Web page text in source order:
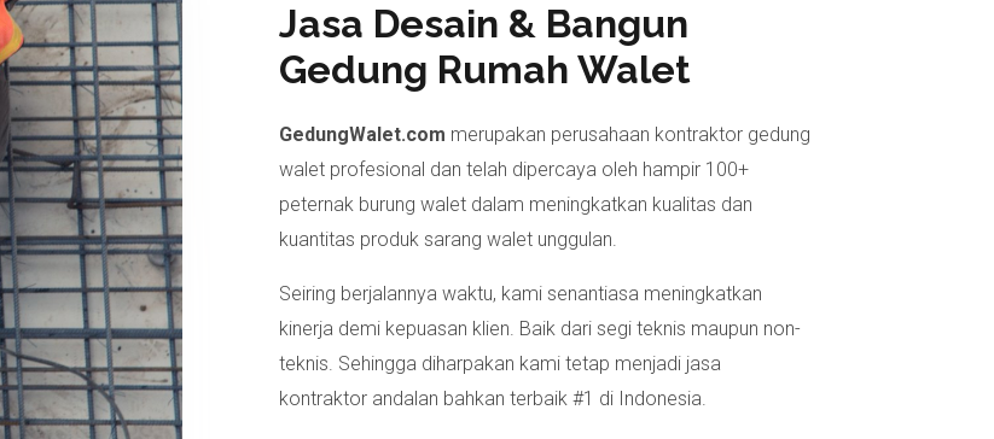
Jasa Desain & Bangun
Gedung Rumah Walet
GedungWalet.com merupakan perusahaan kontraktor gedung
walet profesional dan telah dipercaya oleh hampir 100+
peternak burung walet dalam meningkatkan kualitas dan
kuantitas produk sarang walet unggulan.
Seiring berjalannya waktu, kami senantiasa meningkatkan
kinerja demi kepuasan klien. Baik dari segi teknis maupun non-
teknis. Sehingga diharpakan kami tetap menjadi jasa
kontraktor andalan bahkan terbaik #1 di Indonesia.